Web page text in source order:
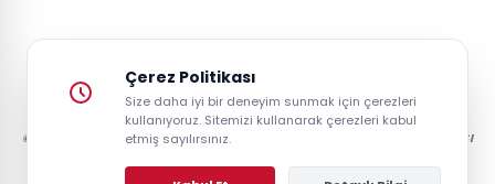
© 2026 GAZETESAYFA | TÜRKIYE VE DÜNYANIN GÜNCEL HABER POSTASI
Çerez Politikası
Size daha iyi bir deneyim sunmak için çerezleri
kullanıyoruz. Sitemizi kullanarak çerezleri kabul
etmiş sayılırsınız.